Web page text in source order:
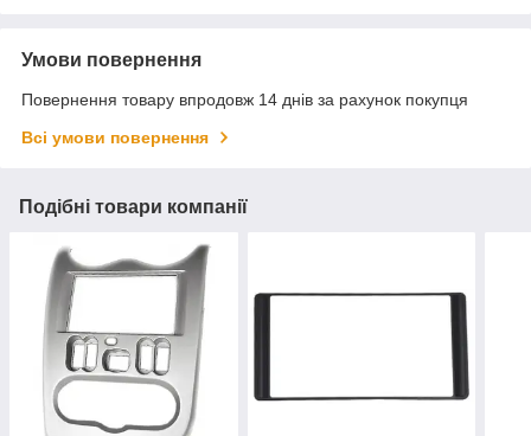
Умови повернення
Повернення товару впродовж 14 днів за рахунок покупця
Всі умови повернення
Подібні товари компанії